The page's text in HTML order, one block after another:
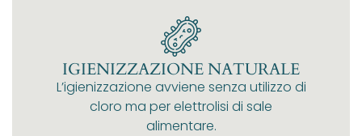
IGIENIZZAZIONE NATURALE
L’igienizzazione avviene senza utilizzo di
cloro ma per elettrolisi di sale
alimentare.